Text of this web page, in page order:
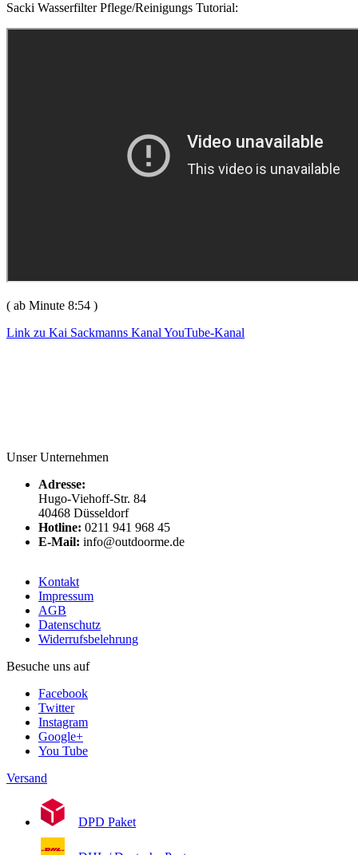
Sacki Wasserfilter Pflege/Reinigungs Tutorial:
( ab Minute 8:54 )
Link zu Kai Sackmanns Kanal YouTube-Kanal
Unser Unternehmen
Adresse:
Hugo-Viehoff-Str. 84
40468 Düsseldorf
Hotline: 0211 941 968 45
E-Mail: info@outdoorme.de
Kontakt
Impressum
AGB
Datenschutz
Widerrufsbelehrung
Besuche uns auf
Facebook
Twitter
Instagram
Google+
You Tube
Versand
DPD Paket